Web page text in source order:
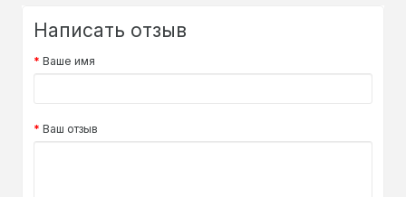
Написать отзыв
Ваше имя
Ваш отзыв